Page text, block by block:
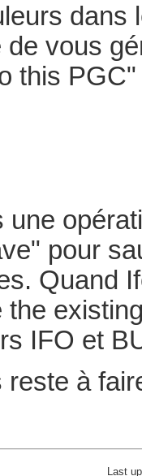
dans
vous
this PGC"
une
pour
Quand
IFO et
reste à
Last